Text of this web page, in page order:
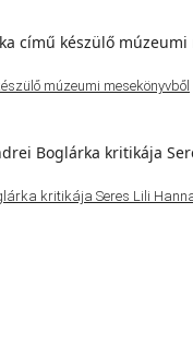
múzeumi mesekönyvből
kritikája Seres Lili